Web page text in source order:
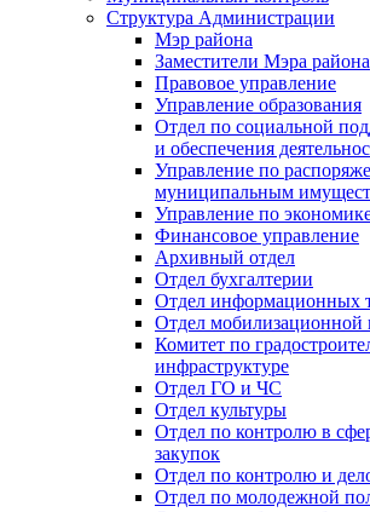
Структура Администрации
Мэр района
Заместители Мэра района
Правовое управление
Управление образования
Отдел по социальной
и обеспечения
Управление по
муниципальным
Управление по
Финансовое управление
Архивный отдел
Отдел бухгалтерии
Отдел информационных
Отдел мобилизационной
Комитет по
инфраструктуре
Отдел ГО и ЧС
Отдел культуры
Отдел по контролю в
закупок
Отдел по контролю и
Отдел по молодежной